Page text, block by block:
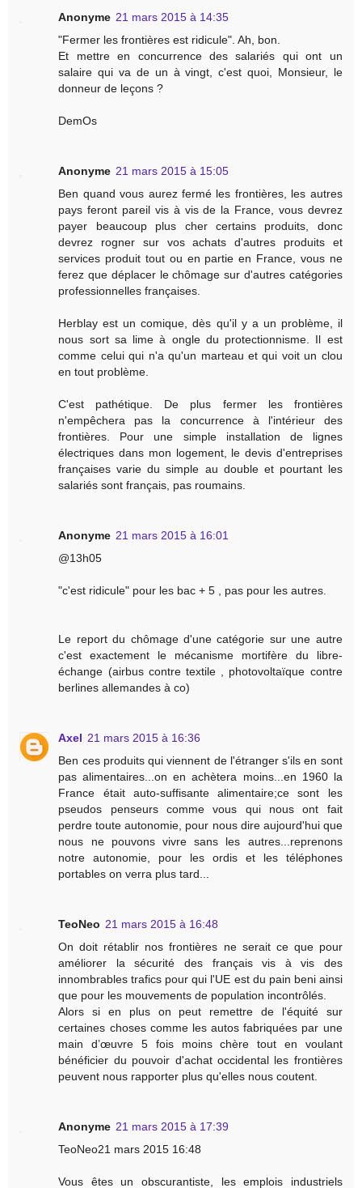
Anonyme 21 mars 2015 à 14:35
"Fermer les frontières est ridicule". Ah, bon.
Et mettre en concurrence des salariés qui ont un
salaire qui va de un à vingt, c'est quoi, Monsieur, le
donneur de leçons ?
DemOs
Anonyme 21 mars 2015 à 15:05
Ben quand vous aurez fermé les frontières, les autres
pays feront pareil vis à vis de la France, vous devrez
payer beaucoup plus cher certains produits, donc
devrez rogner sur vos achats d'autres produits et
services produit tout ou en partie en France, vous ne
ferez que déplacer le chômage sur d'autres catégories
professionnelles françaises.
Herblay est un comique, dès qu'il y a un problème, il
nous sort sa lime à ongle du protectionnisme. Il est
comme celui qui n'a qu'un marteau et qui voit un clou
en tout problème.
C'est pathétique. De plus fermer les frontières
n'empêchera pas la concurrence à l'intérieur des
frontières. Pour une simple installation de lignes
électriques dans mon logement, le devis d'entreprises
françaises varie du simple au double et pourtant les
salariés sont français, pas roumains.
Anonyme 21 mars 2015 à 16:01
@13h05
"c'est ridicule" pour les bac + 5 , pas pour les autres.
Le report du chômage d'une catégorie sur une autre
c'est exactement le mécanisme mortifère du libre-
échange (airbus contre textile , photovoltaïque contre
berlines allemandes à co)
Axel 21 mars 2015 à 16:36
Ben ces produits qui viennent de l'étranger s'ils en sont
pas alimentaires...on en achètera moins...en 1960 la
France était auto-suffisante alimentaire;ce sont les
pseudos penseurs comme vous qui nous ont fait
perdre toute autonomie, pour nous dire aujourd'hui que
nous ne pouvons vivre sans les autres...reprenons
notre autonomie, pour les ordis et les téléphones
portables on verra plus tard...
TeoNeo 21 mars 2015 à 16:48
On doit rétablir nos frontières ne serait ce que pour
améliorer la sécurité des français vis à vis des
innombrables trafics pour qui l'UE est du pain beni ainsi
que pour les mouvements de population incontrôlés.
Alors si en plus on peut remettre de l'équité sur
certaines choses comme les autos fabriquées par une
main d’œuvre 5 fois moins chère tout en voulant
bénéficier du pouvoir d'achat occidental les frontières
peuvent nous rapporter plus qu'elles nous coutent.
Anonyme 21 mars 2015 à 17:39
TeoNeo21 mars 2015 16:48
Vous êtes un obscurantiste, les emplois industriels